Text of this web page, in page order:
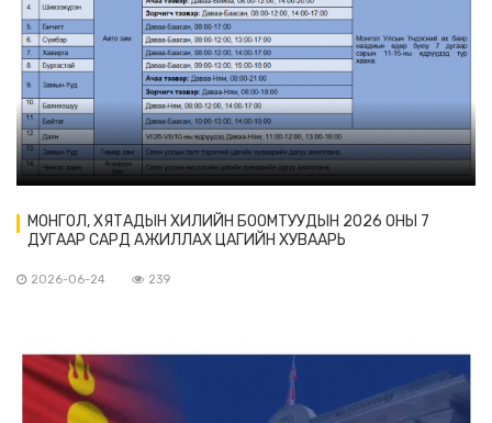
МОНГОЛ, ХЯТАДЫН ХИЛИЙН БООМТУУДЫН 2026 ОНЫ 7
ДУГААР САРД АЖИЛЛАХ ЦАГИЙН ХУВААРЬ
2026-06-24 239